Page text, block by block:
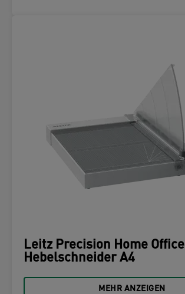
Leitz Precision Home Office
Hebelschneider A4
MEHR ANZEIGEN